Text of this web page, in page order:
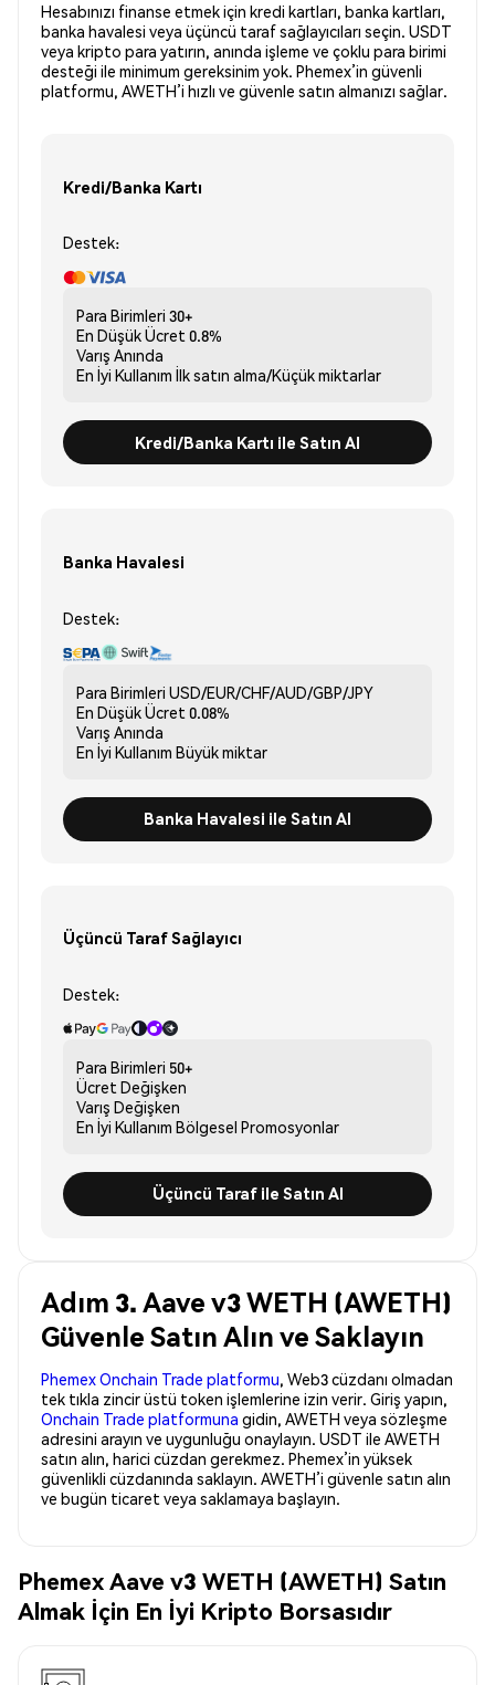
Hesabınızı finanse etmek için kredi kartları, banka kartları,
banka havalesi veya üçüncü taraf sağlayıcıları seçin. USDT
veya kripto para yatırın, anında işleme ve çoklu para birimi
desteği ile minimum gereksinim yok. Phemex’in güvenli
platformu, AWETH’i hızlı ve güvenle satın almanızı sağlar.
Kredi/Banka Kartı
Destek:
Para Birimleri 30+
En Düşük Ücret 0.8%
Varış Anında
En İyi Kullanım İlk satın alma/Küçük miktarlar
Kredi/Banka Kartı ile Satın Al
Banka Havalesi
Destek:
Para Birimleri USD/EUR/CHF/AUD/GBP/JPY
En Düşük Ücret 0.08%
Varış Anında
En İyi Kullanım Büyük miktar
Banka Havalesi ile Satın Al
Üçüncü Taraf Sağlayıcı
Destek:
Para Birimleri 50+
Ücret Değişken
Varış Değişken
En İyi Kullanım Bölgesel Promosyonlar
Üçüncü Taraf ile Satın Al
Adım 3. Aave v3 WETH (AWETH)
Güvenle Satın Alın ve Saklayın
Phemex Onchain Trade platformu, Web3 cüzdanı olmadan
tek tıkla zincir üstü token işlemlerine izin verir. Giriş yapın,
Onchain Trade platformuna gidin, AWETH veya sözleşme
adresini arayın ve uygunluğu onaylayın. USDT ile AWETH
satın alın, harici cüzdan gerekmez. Phemex’in yüksek
güvenlikli cüzdanında saklayın. AWETH’i güvenle satın alın
ve bugün ticaret veya saklamaya başlayın.
Phemex Aave v3 WETH (AWETH) Satın
Almak İçin En İyi Kripto Borsasıdır